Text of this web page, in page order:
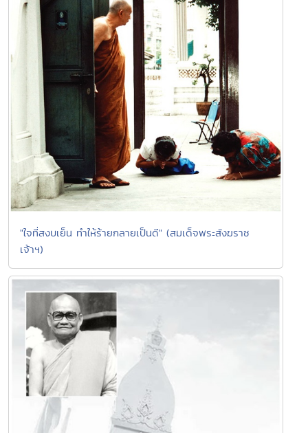
"ใจที่สงบเย็น ทำให้ร้ายกลายเป็นดี" (สมเด็จพระสังฆราช
เจ้าฯ)